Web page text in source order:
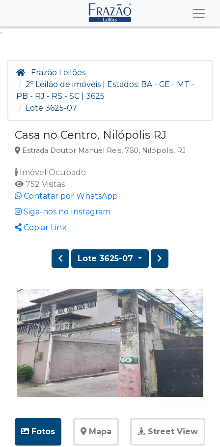
.
Frazão Leilões
2º Leilão de imóveis | Estados: BA - CE - MT -
PB - RJ - RS - SC | 3625
Lote 3625-07
Casa no Centro, Nilópolis RJ
Estrada Doutor Manuel Reis, 760, Nilópolis, RJ
Imóvel Ocupado
752 Visitas
Contatar por WhatsApp
Siga-nos no Instagram
Copiar Link
Lote 3625-07
Fotos Mapa Street View